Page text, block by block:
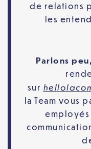
de relations
les
Parlons
sur
la Team vous
employés